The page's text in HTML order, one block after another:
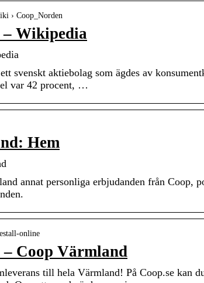
› Coop_Norden
– Wikipedia
svenskt aktiebolag som ägdes av
var 42 procent, …
Hem
annat personliga erbjudanden från Coop,
online
Coop Värmland
till hela Värmland! På Coop.se kan